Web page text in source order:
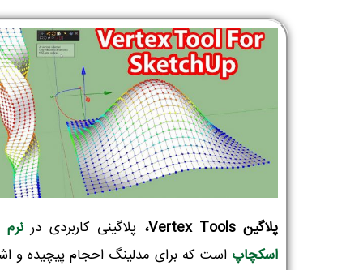
پلاگین Vertex Tools، پلاگینی کاربردی درنرم
اسکچاپ است که برای مدلینگ احجام پیچیده و